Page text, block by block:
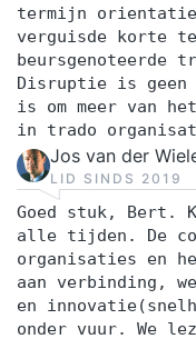
termijn
verguisde korte
beursgenoteerde
Disruptie is geen
is om meer van
in trado
Jos van der
LID SINDS 2019
Goed stuk, Bert.
alle tijden. De
organisaties en
aan verbinding,
en
onder vuur. We